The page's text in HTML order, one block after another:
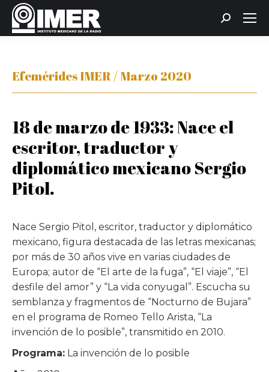
Buscar:
Efemérides IMER / Marzo 2020
18 de marzo de 1933: Nace el
escritor, traductor y
diplomático mexicano Sergio
Pitol.
Nace Sergio Pitol, escritor, traductor y diplomático
mexicano, figura destacada de las letras mexicanas;
por más de 30 años vive en varias ciudades de
Europa; autor de “El arte de la fuga”, “El viaje”, “El
desfile del amor” y “La vida conyugal”. Escucha su
semblanza y fragmentos de “Nocturno de Bujara”
en el programa de Romeo Tello Arista, “La
invención de lo posible”, transmitido en 2010.
Programa: La invención de lo posible